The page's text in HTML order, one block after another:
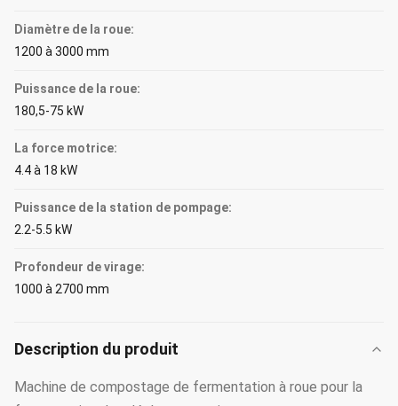
Diamètre de la roue:
1200 à 3000 mm
Puissance de la roue:
180,5-75 kW
La force motrice:
4.4 à 18 kW
Puissance de la station de pompage:
2.2-5.5 kW
Profondeur de virage:
1000 à 2700 mm
Description du produit
Machine de compostage de fermentation à roue pour la